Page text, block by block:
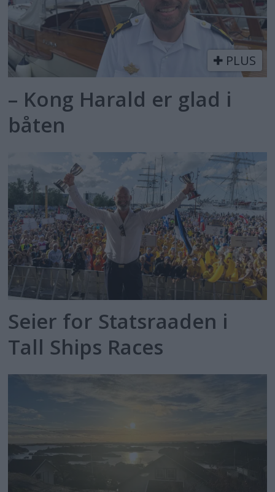
PLUS
– Kong Harald er glad i
båten
Seier for Statsraaden i
Tall Ships Races